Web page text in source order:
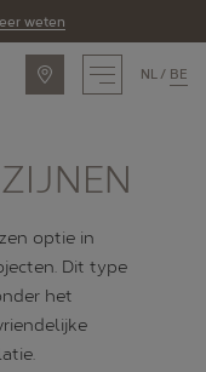
weten
NL BE
optie in
Dit type
het